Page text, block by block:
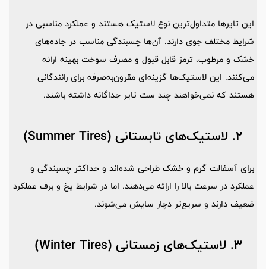
این تایرها متداول‌ترین نوع لاستیک هستند و عملکرد مناسبی در
شرایط مختلف جوی دارند. آن‌ها چسبندگی مناسب در جاده‌های
خشک و مرطوب، ترمز قابل قبول و مصرف سوخت بهینه ارائه
می‌کنند. این لاستیک‌ها گزینه‌ای مقرون‌به‌صرفه برای رانندگانی
هستند که نمی‌خواهند چند ست تایر جداگانه داشته باشند.
2. لاستیک‌های تابستانی (Summer Tires)
برای آسفالت گرم و خشک طراحی شده‌اند و حداکثر چسبندگی و
عملکرد در سرعت بالا را ارائه می‌دهند. اما در شرایط یخ و برف عملکرد
ضعیف دارند و سریع‌تر دچار سایش می‌شوند.
3. لاستیک‌های زمستانی (Winter Tires)